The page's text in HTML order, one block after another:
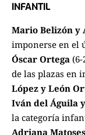
INFANTIL
Mario Belizón y
imponerse en el
Óscar Ortega
de las plazas en
López y León
Iván del Águila
la categoría
Adriana Matoses